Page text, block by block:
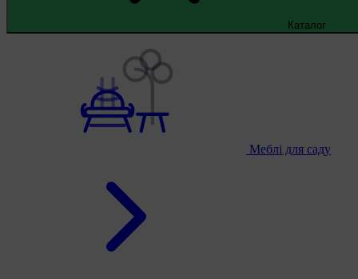
Каталог
Меблі для саду